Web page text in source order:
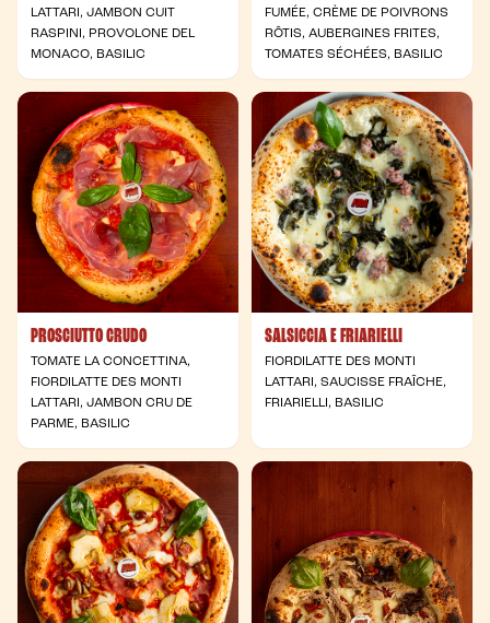
LATTARI, JAMBON CUIT
RASPINI, PROVOLONE DEL
MONACO, BASILIC
FUMÉE, CRÈME DE POIVRONS
RÔTIS, AUBERGINES FRITES,
TOMATES SÉCHÉES, BASILIC
PROSCIUTTO CRUDO
TOMATE LA CONCETTINA,
FIORDILATTE DES MONTI
LATTARI, JAMBON CRU DE
PARME, BASILIC
SALSICCIA E FRIARIELLI
FIORDILATTE DES MONTI
LATTARI, SAUCISSE FRAÎCHE,
FRIARIELLI, BASILIC